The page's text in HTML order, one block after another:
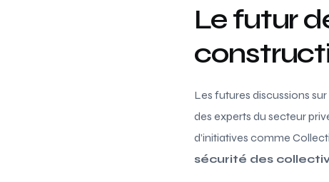
Le futur
Les futures discussions
des experts du secteur
d’initiatives comme
sécurité des